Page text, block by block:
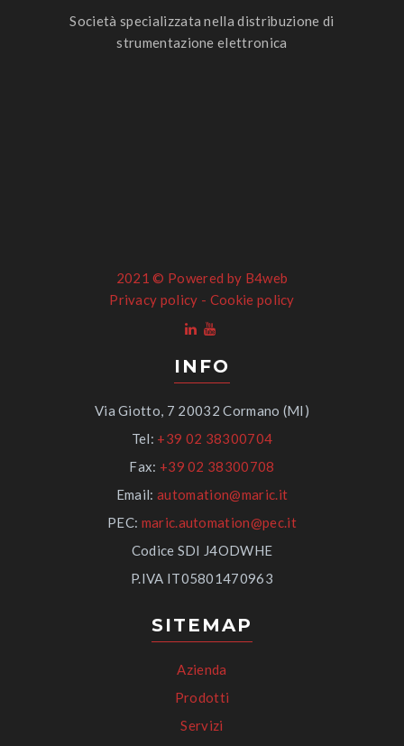
Società specializzata nella distribuzione di
strumentazione elettronica
2021 © Powered by B4web
Privacy policy - Cookie policy
INFO
Via Giotto, 7 20032 Cormano (MI)
Tel: +39 02 38300704
Fax: +39 02 38300708
Email:automation@maric.it
PEC: maric.automation@pec.it
Codice SDI J4ODWHE
P.IVA IT05801470963
SITEMAP
Azienda
Prodotti
Servizi